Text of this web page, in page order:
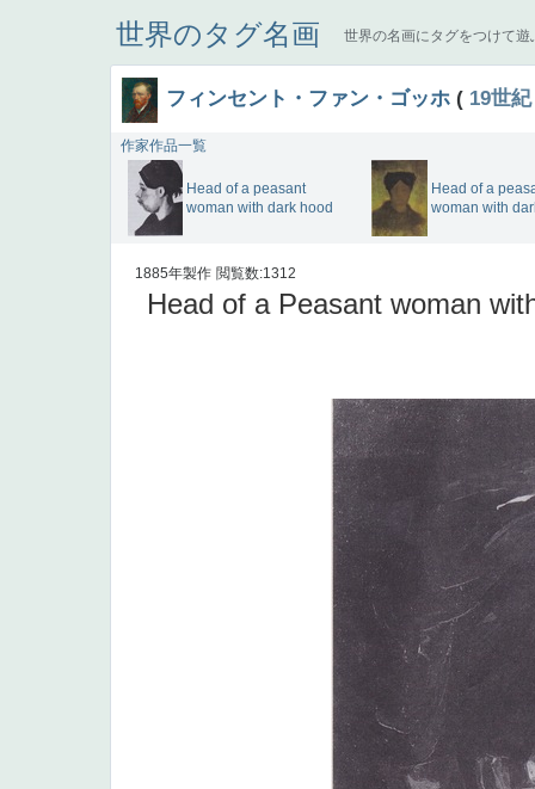
世界のタグ名画 世界の名画にタグをつけて遊
フィンセント・ファン・ゴッホ ( 19世紀
作家作品一覧
Head of a peasant
woman with dark hood
Head of a
woman with
1885年製作 閲覧数:1312
Head of a Peasant woman